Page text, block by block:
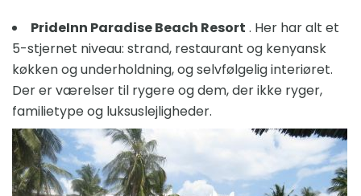
PrideInn Paradise Beach Resort . Her har alt et
5-stjernet niveau: strand, restaurant og kenyansk
køkken og underholdning, og selvfølgelig interiøret.
Der er værelser til rygere og dem, der ikke ryger,
familietype og luksuslejligheder.